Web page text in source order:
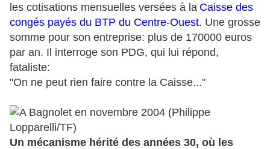
les cotisations mensuelles versées à la Caisse des
congés payés du BTP du Centre-Ouest. Une grosse
somme pour son entreprise: plus de 170000 euros
par an. Il interroge son PDG, qui lui répond,
fataliste:
"On ne peut rien faire contre la Caisse..."
Un mécanisme hérité des années 30, où les